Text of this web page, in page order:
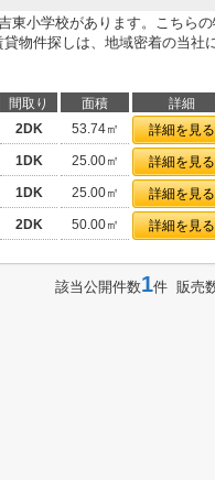
東小学校があります。こちら
物件探しは、地域密着の当社
間取り 面積 詳細
2DK 53.74㎡ 詳細を見る
1DK 25.00㎡ 詳細を見る
1DK 25.00㎡ 詳細を見る
2DK 50.00㎡ 詳細を見る
該当公開件数1件 販売